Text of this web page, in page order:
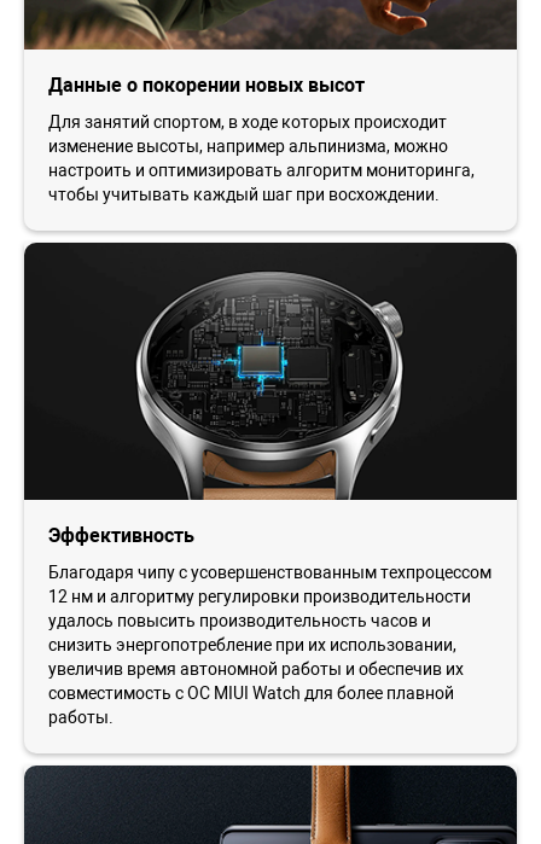
Данные о покорении новых высот
Для занятий спортом, в ходе которых происходит
изменение высоты, например альпинизма, можно
настроить и оптимизировать алгоритм мониторинга,
чтобы учитывать каждый шаг при восхождении.
Эффективность
Благодаря чипу с усовершенствованным техпроцессом
12 нм и алгоритму регулировки производительности
удалось повысить производительность часов и
снизить энергопотребление при их использовании,
увеличив время автономной работы и обеспечив их
совместимость с ОС MIUI Watch для более плавной
работы.